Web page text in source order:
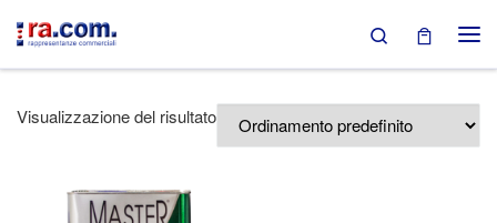
Passa al contenuto Search
Visualizzazione del risultato